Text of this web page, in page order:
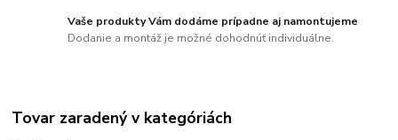
Vaše produkty Vám dodáme prípadne aj namontujeme
Dodanie a montáž je možné dohodnúť individuálne.
Tovar zaradený v kategóriách